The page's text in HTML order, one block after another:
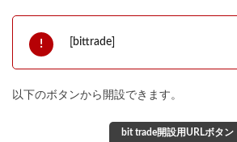
[bittrade]
以下のボタンから開設できます。
bit trade開設用URLボタン